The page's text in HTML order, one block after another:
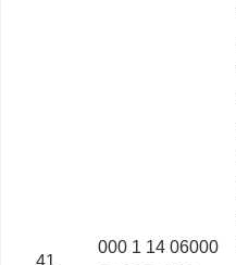
41
000 1 14 06000